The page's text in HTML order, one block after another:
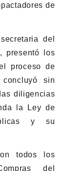
de
del
presentó los
proceso de
sin
diligencias
la Ley de
y su
todos los
del